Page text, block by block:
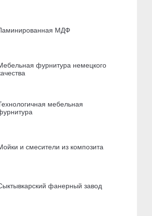
МДФ
фурнитура немецкого
мебельная
и смесители из композита
фанерный завод